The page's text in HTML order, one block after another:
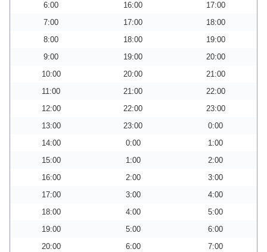
6:00
16:00
17:00
7:00
17:00
18:00
8:00
18:00
19:00
9:00
19:00
20:00
10:00
20:00
21:00
11:00
21:00
22:00
12:00
22:00
23:00
13:00
23:00
0:00
14:00
0:00
1:00
15:00
1:00
2:00
16:00
2:00
3:00
17:00
3:00
4:00
18:00
4:00
5:00
19:00
5:00
6:00
20:00
6:00
7:00